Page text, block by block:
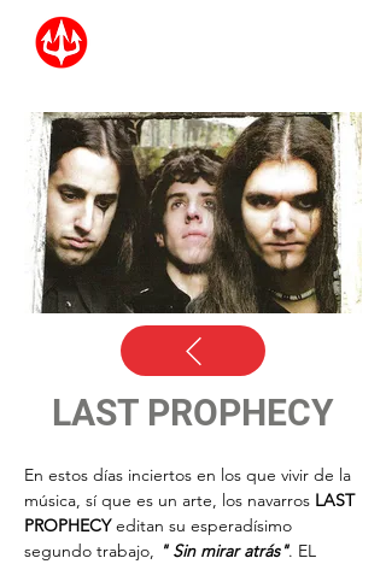
LAST PROPHECY
En estos días inciertos en los que vivir de la
música, sí que es un arte, los navarros LAST
PROPHECY editan su esperadísimo
segundo trabajo, " Sin mirar atrás". EL